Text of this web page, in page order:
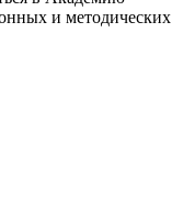
и методических